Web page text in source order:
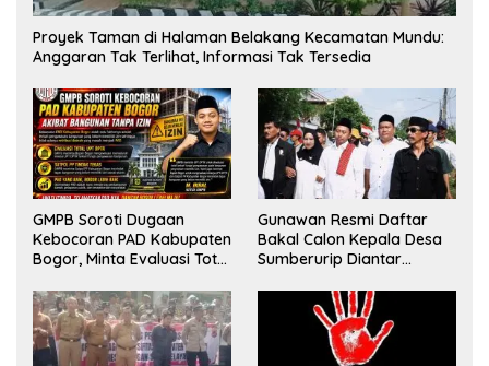
Proyek Taman di Halaman Belakang Kecamatan Mundu:
Anggaran Tak Terlihat, Informasi Tak Tersedia
GMPB Soroti Dugaan
Kebocoran PAD Kabupaten
Bogor, Minta Evaluasi Total
Tak Berizin
Gunawan Resmi Daftar
Bakal Calon Kepala Desa
Sumberurip Diantar
Pendukung ke Meja Panitia